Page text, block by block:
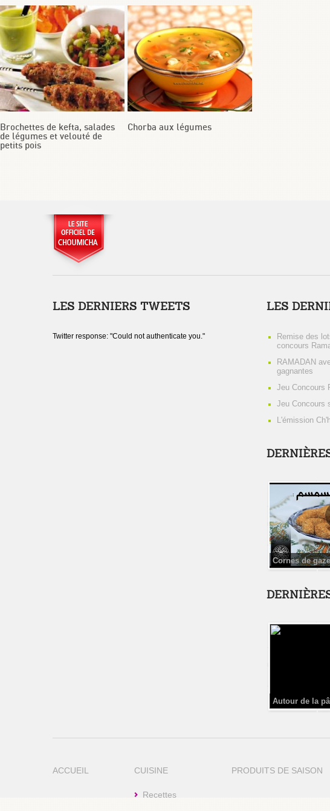
Brochettes de kefta, salades
de légumes et velouté de
petits pois
Chorba aux légumes
LES DERNIERS TWEETS
Twitter response: "Could not authenticate you."
LES
Remise des
concours
RAMADAN
gagnantes
Jeu Concours
Jeu Concours
L'émission
Cornes de
Autour de la
ACCUEIL CUISINE
Recettes
PRODUITS DE SAISON